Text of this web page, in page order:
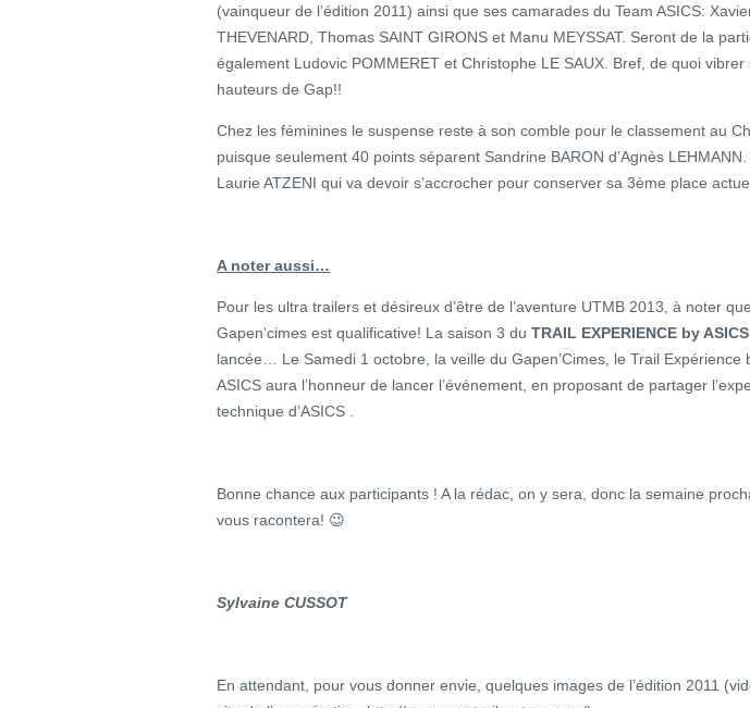
(vainqueur de l’édition 2011) ainsi que ses camarades du Team ASICS:
THEVENARD, Thomas SAINT GIRONS et Manu MEYSSAT. Seront de la
également Ludovic POMMERET et Christophe LE SAUX. Bref, de quoi vibrer
hauteurs de Gap!!
Chez les féminines le suspense reste à son comble pour le classement au
puisque seulement 40 points séparent Sandrine BARON d’Agnès LEHMANN.
Laurie ATZENI qui va devoir s’accrocher pour conserver sa 3ème place
A noter aussi…
Pour les ultra trailers et désireux d’être de l’aventure UTMB 2013, à noter
Gapen’cimes est qualificative! La saison 3 du TRAIL EXPERIENCE by ASICS
lancée… Le Samedi 1 octobre, la veille du Gapen’Cimes, le Trail Expérience
ASICS aura l’honneur de lancer l’événement, en proposant de partager
technique d’ASICS .
Bonne chance aux participants ! A la rédac, on y sera, donc la semaine
vous racontera! 😉
Sylvaine CUSSOT
En attendant, pour vous donner envie, quelques images de l’édition 2011